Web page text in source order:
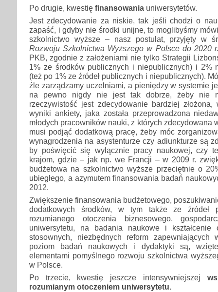
Po drugie, kwestię finansowania uniwersytetów.
Jest zdecydowanie za niskie, tak jeśli chodzi o
zapaść, i gdyby nie środki unijne, to moglibyśmy
szkolnictwo wyższe – nasz postulat, przyjęty w
Rozwoju Szkolnictwa Wyższego w Polsce do 2020
PKB, zgodnie z zało­żeniami nie tylko Strategii
1% ze środków publicznych i niepublicznych) i 2%
(też po 1% ze źródeł publicznych i niepublicznych).
źle zarządzamy uczelniami, a pieniędzy w systemie
na pewno nigdy nie jest tak dobrze, żeby nie
rzeczywistość jest zdecydowanie bardziej
wyniki ankiety, jaka została przeprowadzona
młodych pracowników nauki, z których zdecydowana
musi podjąć dodatkową pracę, żeby móc
wynagrodzenia na asystenturze czy adiunkturze są
by poświęcić się wyłącznie pracy naukowej, czy
krajom, gdzie – jak np. we Francji – w 2009 r.
budżetowa na szkolnictwo wyższe przeciętnie o
ubiegłego, a azymutem finansowania badań
2012.
Zwiększenie finansowania budżetowego,
dodatkowych środków, w tym także ze źródeł
rozumianego otoczenia biznesowego,
uniwersytetu, na badania naukowe i kształcenie
stosownych, niezbędnych reform zapewniających
poziom badań naukowych i dydaktyki są,
elementami pomyślnego rozwoju szkolnictwa
w Polsce.
Po trzecie, kwestię jeszcze intensywniejszej
rozumianym otoczeniem uniwersytetu.